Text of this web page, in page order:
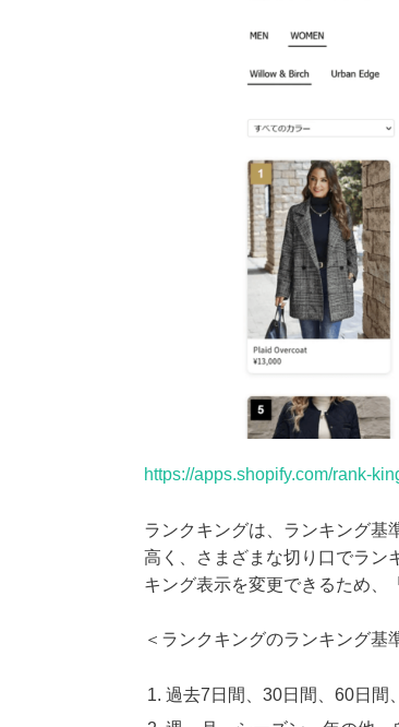
https://apps.shopify.com/rank-
ランクキングは、ランキング基
高く、さまざまな切り口でラン
キング表示を変更できるため、
＜ランクキングのランキング基
過去7日間、30日間、60日間